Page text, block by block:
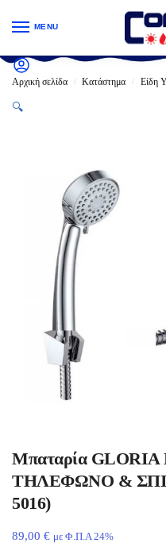
MENU
Αρχική σελίδα / Κατάστημα / Είδη
🔍
Μπαταρία
ΤΗΛΕΦΩΝΟ &
5016)
89,00 € με Φ.Π.Α 24%